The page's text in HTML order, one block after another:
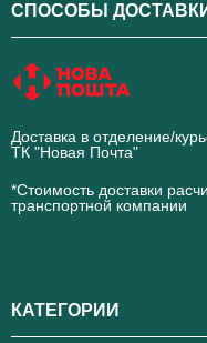
СПОСОБЫ
Доставка в отделение/
ТК "Новая Почта"
*Стоимость доставки
транспортной компании
КАТЕГОРИИ